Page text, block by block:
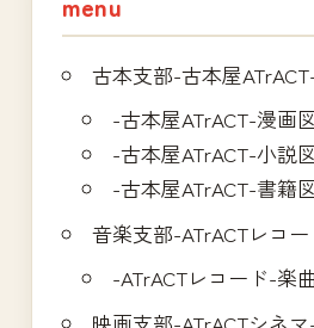
古本支部-古本屋
-古本屋ATrACT-漫画
-古本屋ATrACT-小説
-古本屋ATrACT-書籍
音楽支部-ATrACTレコ
-ATrACTレコード-楽
映画支部-ATrACTシネ